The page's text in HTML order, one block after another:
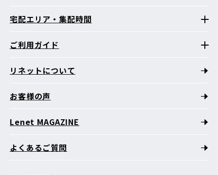
宅配エリア・集配時間
ご利用ガイド
リネットについて
お客様の声
Lenet MAGAZINE
よくあるご質問